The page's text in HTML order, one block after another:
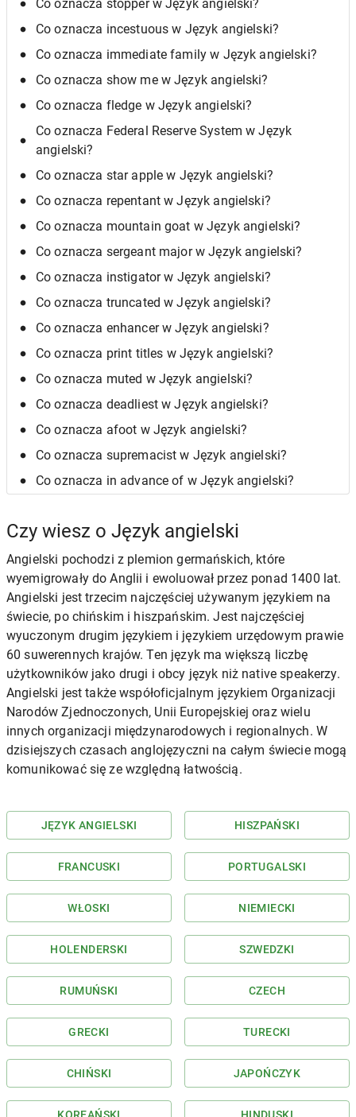
Co oznacza stopper w Język angielski?
Co oznacza incestuous w Język angielski?
Co oznacza immediate family w Język angielski?
Co oznacza show me w Język angielski?
Co oznacza fledge w Język angielski?
Co oznacza Federal Reserve System w Język
angielski?
Co oznacza star apple w Język angielski?
Co oznacza repentant w Język angielski?
Co oznacza mountain goat w Język angielski?
Co oznacza sergeant major w Język angielski?
Co oznacza instigator w Język angielski?
Co oznacza truncated w Język angielski?
Co oznacza enhancer w Język angielski?
Co oznacza print titles w Język angielski?
Co oznacza muted w Język angielski?
Co oznacza deadliest w Język angielski?
Co oznacza afoot w Język angielski?
Co oznacza supremacist w Język angielski?
Co oznacza in advance of w Język angielski?
Czy wiesz o Język angielski
Angielski pochodzi z plemion germańskich, które
wyemigrowały do Anglii i ewoluował przez ponad 1400 lat.
Angielski jest trzecim najczęściej używanym językiem na
świecie, po chińskim i hiszpańskim. Jest najczęściej
wyuczonym drugim językiem i językiem urzędowym prawie
60 suwerennych krajów. Ten język ma większą liczbę
użytkowników jako drugi i obcy język niż native speakerzy.
Angielski jest także współoficjalnym językiem Organizacji
Narodów Zjednoczonych, Unii Europejskiej oraz wielu
innych organizacji międzynarodowych i regionalnych. W
dzisiejszych czasach anglojęzyczni na całym świecie mogą
komunikować się ze względną łatwością.
JĘZYK ANGIELSKI HISZPAŃSKI
FRANCUSKI PORTUGALSKI
WŁOSKI NIEMIECKI
HOLENDERSKI SZWEDZKI
RUMUŃSKI CZECH
GRECKI TURECKI
CHIŃSKI JAPOŃCZYK